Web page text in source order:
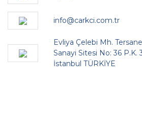
info@carkci.com.tr
Evliya Çelebi Mh.
Sanayi Sitesi No: 36 P.K.
İstanbul TÜRKİYE